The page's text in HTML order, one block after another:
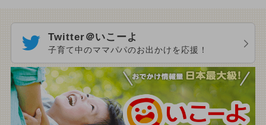
Twitter＠いこーよ
子育て中のママパパのお出かけを応援！